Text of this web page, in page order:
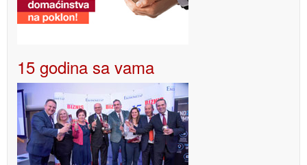
15 godina sa vama